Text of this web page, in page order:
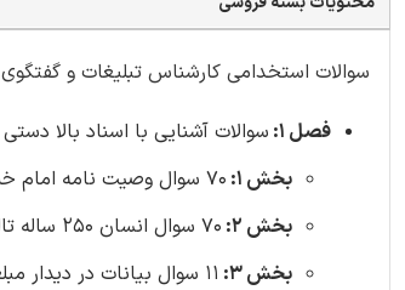
سوالات استخدامی کارشناس تبلیغات و گفتگوی ادیان
فصل 1:
سوالات آشنایی با اسناد بالا دستی
بخش 1:
70 سوال وصیت نامه امام خمینی تالیف ایران عرضه 1402
بخش 2:
70 سوال انسان 250 ساله تالیف ایران عرضه 1402
بخش 3:
11 سوال بیانات در دیدار مبلغین و طلاب حوزه‌های علمیه سراسر کشور 1402/04/21